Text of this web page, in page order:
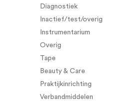
Diagnostiek
Inactief/test/overig
Instrumentarium
Overig
Tape
Beauty & Care
Praktijkinrichting
Verbandmiddelen